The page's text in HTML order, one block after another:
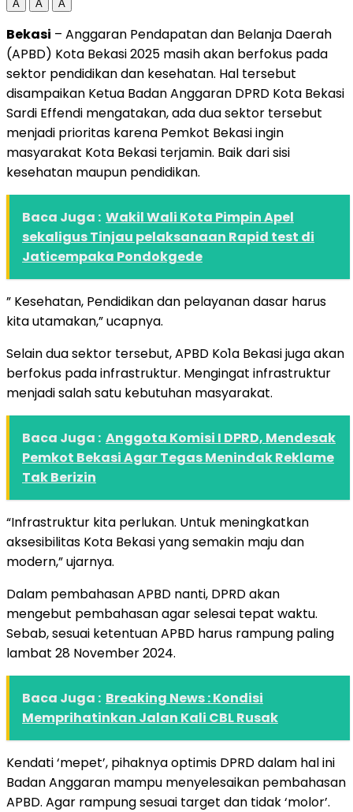
A A A
Bekasi – Anggaran Pendapatan dan Belanja Daerah
(APBD) Kota Bekasi 2025 masih akan berfokus pada
sektor pendidikan dan kesehatan. Hal tersebut
disampaikan Ketua Badan Anggaran DPRD Kota Bekasi
Sardi Effendi mengatakan, ada dua sektor tersebut
menjadi prioritas karena Pemkot Bekasi ingin
masyarakat Kota Bekasi terjamin. Baik dari sisi
kesehatan maupun pendidikan.
Baca Juga : Wakil Wali Kota Pimpin Apel
sekaligus Tinjau pelaksanaan Rapid test di
Jaticempaka Pondokgede
” Kesehatan, Pendidikan dan pelayanan dasar harus
kita utamakan,” ucapnya.
Selain dua sektor tersebut, APBD Ko1a Bekasi juga akan
berfokus pada infrastruktur. Mengingat infrastruktur
menjadi salah satu kebutuhan masyarakat.
Baca Juga : Anggota Komisi I DPRD, Mendesak
Pemkot Bekasi Agar Tegas Menindak Reklame
Tak Berizin
“Infrastruktur kita perlukan. Untuk meningkatkan
aksesibilitas Kota Bekasi yang semakin maju dan
modern,” ujarnya.
Dalam pembahasan APBD nanti, DPRD akan
mengebut pembahasan agar selesai tepat waktu.
Sebab, sesuai ketentuan APBD harus rampung paling
lambat 28 November 2024.
Baca Juga : Breaking News : Kondisi
Memprihatinkan Jalan Kali CBL Rusak
Kendati ‘mepet’, pihaknya optimis DPRD dalam hal ini
Badan Anggaran mampu menyelesaikan pembahasan
APBD. Agar rampung sesuai target dan tidak ‘molor’.